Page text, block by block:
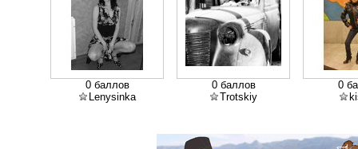
0 баллов
Lenysinka
0 баллов
Trotskiy
0